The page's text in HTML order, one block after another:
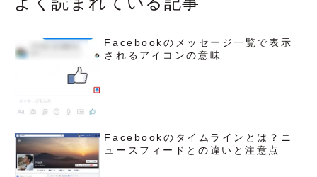
Facebookのメッセージ一覧で表示
されるアイコンの意味
Facebookのタイムラインとは？ニ
ュースフィードとの違いと注意点